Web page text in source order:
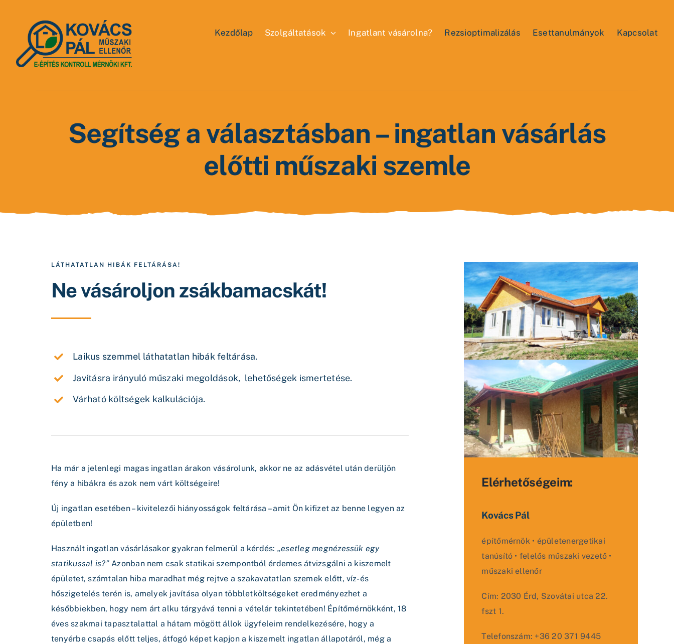
Kezdőlap Szolgáltatások Ingatlant vásárolna? Rezsioptimalizálás Esettanulmányok Kapcsolat
Segítség a választásban – ingatlan vásárlás
előtti műszaki szemle
LÁTHATATLAN HIBÁK FELTÁRÁSA!
Ne vásároljon zsákbamacskát!
Laikus szemmel láthatatlan hibák feltárása.
Javításra irányuló műszaki megoldások, lehetőségek ismertetése.
Várható költségek kalkulációja.
Ha már a jelenlegi magas ingatlan árakon vásárolunk, akkor ne az adásvétel után derüljön
fény a hibákra és azok nem várt költségeire!
Új ingatlan esetében – kivitelezői hiányosságok feltárása – amit Ön kifizet az benne legyen az
épületben!
Használt ingatlan vásárlásakor gyakran felmerül a kérdés: „esetleg megnézessük egy
statikussal is?” Azonban nem csak statikai szempontból érdemes átvizsgálni a kiszemelt
épületet, számtalan hiba maradhat még rejtve a szakavatatlan szemek előtt, víz- és
hőszigetelés terén is, amelyek javítása olyan többletköltségeket eredményezhet a
későbbiekben, hogy nem árt alku tárgyává tenni a vételár tekintetében! Építőmérnökként, 18
éves szakmai tapasztalattal a hátam mögött állok ügyfeleim rendelkezésére, hogy a
tenyérbe csapás előtt teljes, átfogó képet kapjon a kiszemelt ingatlan állapotáról, még a
Elérhetőségeim:
Kovács Pál
építőmérnök • épületenergetikai
tanúsító • felelős műszaki vezető •
műszaki ellenőr
Cím: 2030 Érd, Szovátai utca 22.
fszt 1.
Telefonszám: +36 20 371 9445